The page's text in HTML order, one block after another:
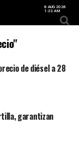
6 AUG 2026
1:22 AM
de diésel a 28
garantizan